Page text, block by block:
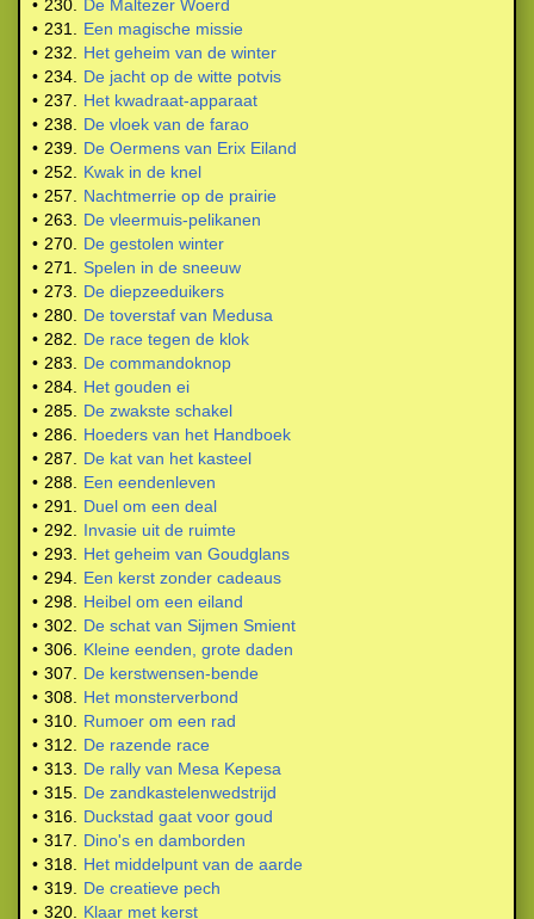
• 230.
De Maltezer Woerd
• 231.
Een magische missie
• 232.
Het geheim van de winter
• 234.
De jacht op de witte potvis
• 237.
Het kwadraat-apparaat
• 238.
De vloek van de farao
• 239.
De Oermens van Erix Eiland
• 252.
Kwak in de knel
• 257.
Nachtmerrie op de prairie
• 263.
De vleermuis-pelikanen
• 270.
De gestolen winter
• 271.
Spelen in de sneeuw
• 273.
De diepzeeduikers
• 280.
De toverstaf van Medusa
• 282.
De race tegen de klok
• 283.
De commandoknop
• 284.
Het gouden ei
• 285.
De zwakste schakel
• 286.
Hoeders van het Handboek
• 287.
De kat van het kasteel
• 288.
Een eendenleven
• 291.
Duel om een deal
• 292.
Invasie uit de ruimte
• 293.
Het geheim van Goudglans
• 294.
Een kerst zonder cadeaus
• 298.
Heibel om een eiland
• 302.
De schat van Sijmen Smient
• 306.
Kleine eenden, grote daden
• 307.
De kerstwensen-bende
• 308.
Het monsterverbond
• 310.
Rumoer om een rad
• 312.
De razende race
• 313.
De rally van Mesa Kepesa
• 315.
De zandkastelenwedstrijd
• 316.
Duckstad gaat voor goud
• 317.
Dino's en damborden
• 318.
Het middelpunt van de aarde
• 319.
De creatieve pech
• 320.
Klaar met kerst